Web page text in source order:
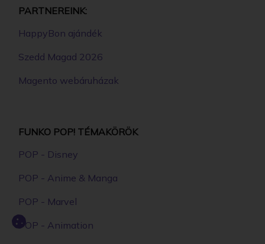
PARTNEREINK:
HappyBon ajándék
Szedd Magad 2026
Magento webáruházak
FUNKO POP! TÉMAKÖRÖK
POP - Disney
POP - Anime & Manga
POP - Marvel
POP - Animation